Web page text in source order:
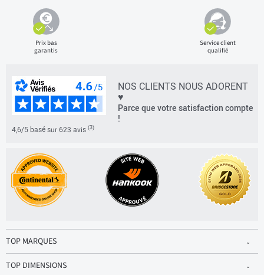
Prix bas
garantis
Service client
qualifié
NOS CLIENTS NOUS ADORENT
♥
Parce que votre satisfaction compte
!
4,6/5 basé sur 623 avis (3)
TOP MARQUES
TOP DIMENSIONS